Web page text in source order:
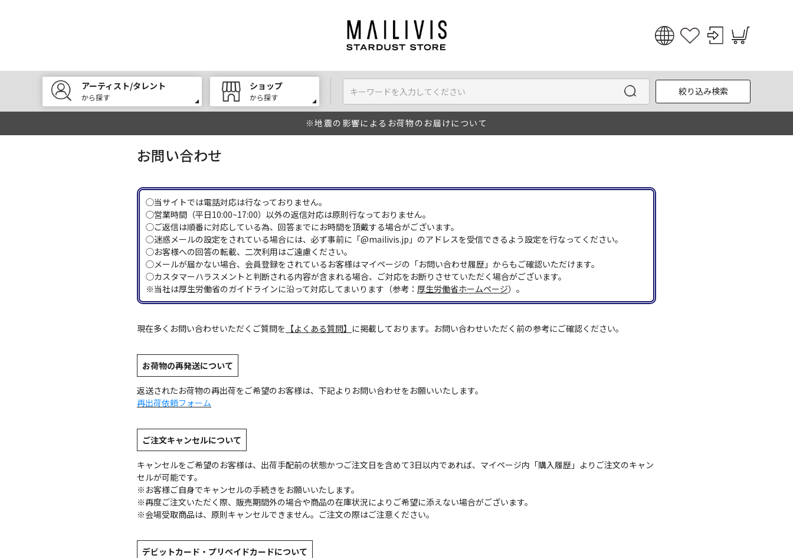
English
한국어
アーティスト/タレント
から探す
ショップ
から探す
絞り込み検索
※地震の影響によるお荷物のお届けについて
お問い合わせ
◯当サイトでは電話対応は行なっておりません。
◯営業時間（平日10:00~17:00）以外の返信対応は原則行なっておりません。
◯ご返信は順番に対応している為、回答までにお時間を頂戴する場合がございます。
◯迷惑メールの設定をされている場合には、必ず事前に「@mailivis.jp」のアドレスを受信できるよう設定を行なってください。
◯お客様への回答の転載、二次利用はご遠慮ください。
◯メールが届かない場合、会員登録をされているお客様はマイページの「お問い合わせ履歴」からもご確認いただけます。
◯カスタマーハラスメントと判断される内容が含まれる場合、ご対応をお断りさせていただく場合がございます。
※当社は厚生労働省のガイドラインに沿って対応してまいります（参考： 厚生労働省ホームページ）。
現在多くお問い合わせいただくご質問を 【よくある質問】 に掲載しております。お問い合わせいただく前の参考にご確認ください。
お荷物の再発送について
返送されたお荷物の再出荷をご希望のお客様は、下記よりお問い合わせをお願いいたします。
再出荷依頼フォーム
ご注文キャンセルについて
キャンセルをご希望のお客様は、出荷手配前の状態かつご注文日を含めて3日以内であれば、マイページ内「購入履歴」よりご注文のキャン
セルが可能です。
※お客様ご自身でキャンセルの手続きをお願いいたします。
※再度ご注文いただく際、販売期間外の場合や商品の在庫状況によりご希望に添えない場合がございます。
※会場受取商品は、原則キャンセルできません。ご注文の際はご注意ください。
デビットカード・プリペイドカードについて